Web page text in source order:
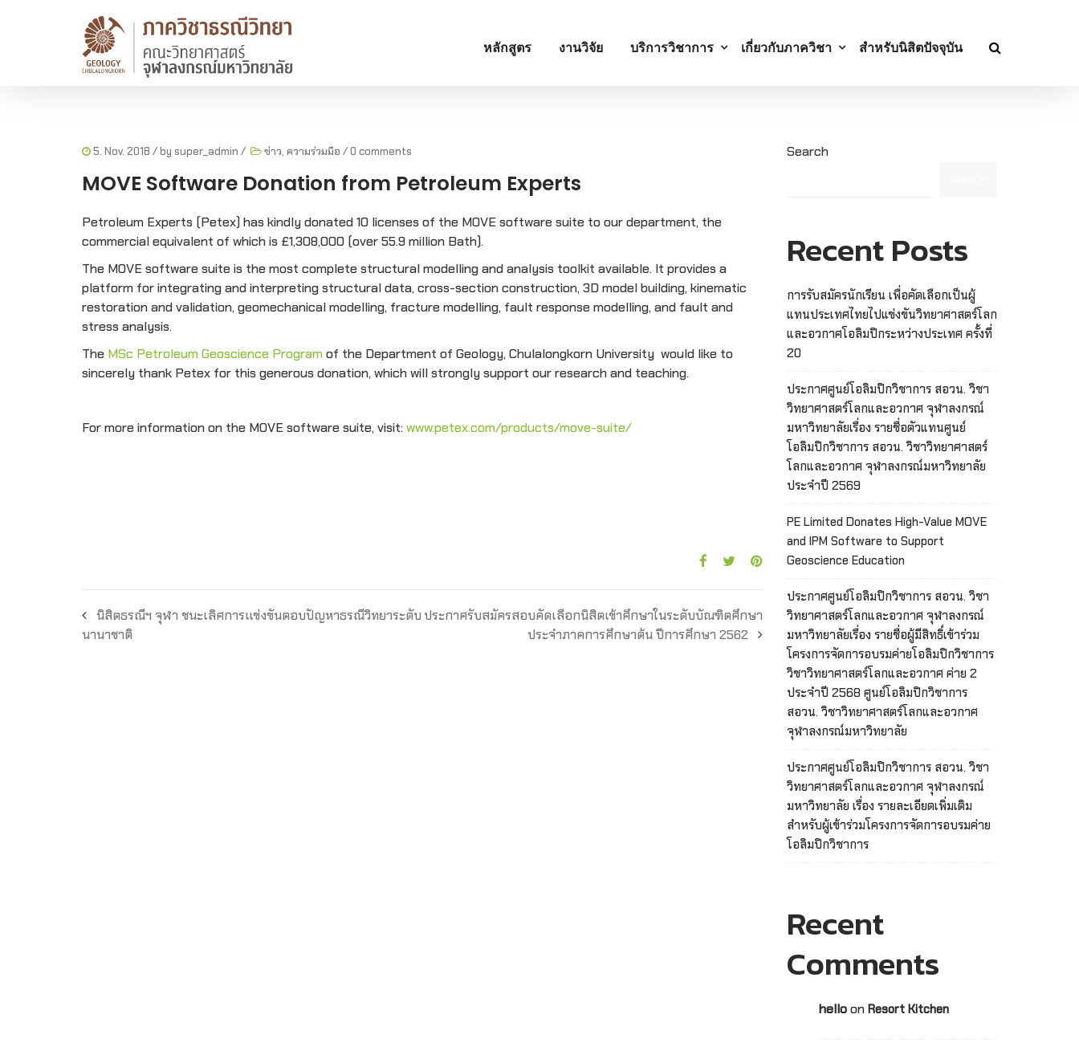
หลักสูตร งานวิจัย บริการวิชาการ เกี่ยวกับภาควิชา สำหรับนิสิตปัจจุบัน
5. Nov. 2018 / by super_admin / ข่าว, ความร่วมมือ /0 comments
MOVE Software Donation from Petroleum Experts
Petroleum Experts (Petex) has kindly donated 10 licenses of the MOVE software suite to our department, the
commercial equivalent of which is £1,308,000 (over 55.9 million Bath).
The MOVE software suite is the most complete structural modelling and analysis toolkit available. It provides a
platform for integrating and interpreting structural data, cross-section construction, 3D model building, kinematic
restoration and validation, geomechanical modelling, fracture modelling, fault response modelling, and fault and
stress analysis.
The MSc Petroleum Geoscience Programof the Department of Geology, Chulalongkorn University would like to
sincerely thank Petex for this generous donation, which will strongly support our research and teaching.
For more information on the MOVE software suite, visit: www.petex.com/products/move-suite/
นิสิตธรณีฯ จุฬา ชนะเลิศการแข่งขันตอบปัญหาธรณีวิทยาระดับ
นานาชาติ
ประกาศรับสมัครสอบคัดเลือกนิสิตเข้าศึกษาในระดับบัณฑิตศึกษา
ประจำภาคการศึกษาต้น ปีการศึกษา 2562
Search
Recent Posts
การรับสมัครนักเรียน เพื่อคัดเลือกเป็นผู้
แทนประเทศไทยไปแข่งขันวิทยาศาสตร์โลก
และอวกาศโอลิมปิกระหว่างประเทศ ครั้งที่
20
ประกาศศูนย์โอลิมปิกวิชาการ สอวน. วิชา
วิทยาศาสตร์โลกและอวกาศ จุฬาลงกรณ์
มหาวิทยาลัยเรื่อง รายชื่อตัวแทนศูนย์
โอลิมปิกวิชาการ สอวน. วิชาวิทยาศาสตร์
โลกและอวกาศ จุฬาลงกรณ์มหาวิทยาลัย
ประจำปี 2569
PE Limited Donates High-Value MOVE
and IPM Software to Support
Geoscience Education
ประกาศศูนย์โอลิมปิกวิชาการ สอวน. วิชา
วิทยาศาสตร์โลกและอวกาศ จุฬาลงกรณ์
มหาวิทยาลัยเรื่อง รายชื่อผู้มีสิทธิ์เข้าร่วม
โครงการจัดการอบรมค่ายโอลิมปิกวิชาการ
วิชาวิทยาศาสตร์โลกและอวกาศ ค่าย 2
ประจำปี 2568 ศูนย์โอลิมปิกวิชาการ
สอวน. วิชาวิทยาศาสตร์โลกและอวกาศ
จุฬาลงกรณ์มหาวิทยาลัย
ประกาศศูนย์โอลิมปิกวิชาการ สอวน. วิชา
วิทยาศาสตร์โลกและอวกาศ จุฬาลงกรณ์
มหาวิทยาลัย เรื่อง รายละเอียดเพิ่มเติม
สำหรับผู้เข้าร่วมโครงการจัดการอบรมค่าย
โอลิมปิกวิชาการ
Recent
Comments
helloon Resort Kitchen